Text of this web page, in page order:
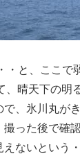
・と、ここで
、晴天下の明
で、氷川丸が
った後で確
ないという・